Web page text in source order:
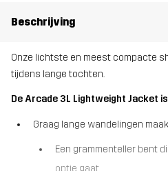
Beschrijving
Onze lichtste en meest compacte
tijdens lange tochten.
De Arcade 3L Lightweight Jacket
Graag lange wandelingen
Een grammenteller bent
optie gaat